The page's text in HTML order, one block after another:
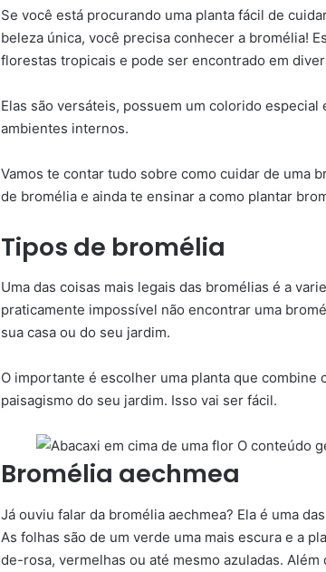
Se você está procurando uma planta fácil de
beleza única, você precisa conhecer a bromélia!
florestas tropicais e pode ser encontrado em
Elas são versáteis, possuem um colorido especial
ambientes internos.
Vamos te contar tudo sobre como cuidar de uma
de bromélia e ainda te ensinar a como plantar
Tipos de bromélia
Uma das coisas mais legais das bromélias é a
praticamente impossível não encontrar uma
sua casa ou do seu jardim.
O importante é escolher uma planta que combine
paisagismo do seu jardim. Isso vai ser fácil.
Bromélia aechmea
Já ouviu falar da bromélia aechmea? Ela é uma
As folhas são de um verde uma mais escura e a
de-rosa, vermelhas ou até mesmo azuladas. Além